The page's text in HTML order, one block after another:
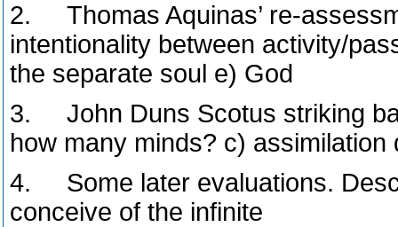
2. Thomas Aquinas’ re-
intentionality between activity/
the separate soul e) God
3. John Duns Scotus striking
how many minds? c) assimilation
4. Some later evaluations.
conceive of the infinite